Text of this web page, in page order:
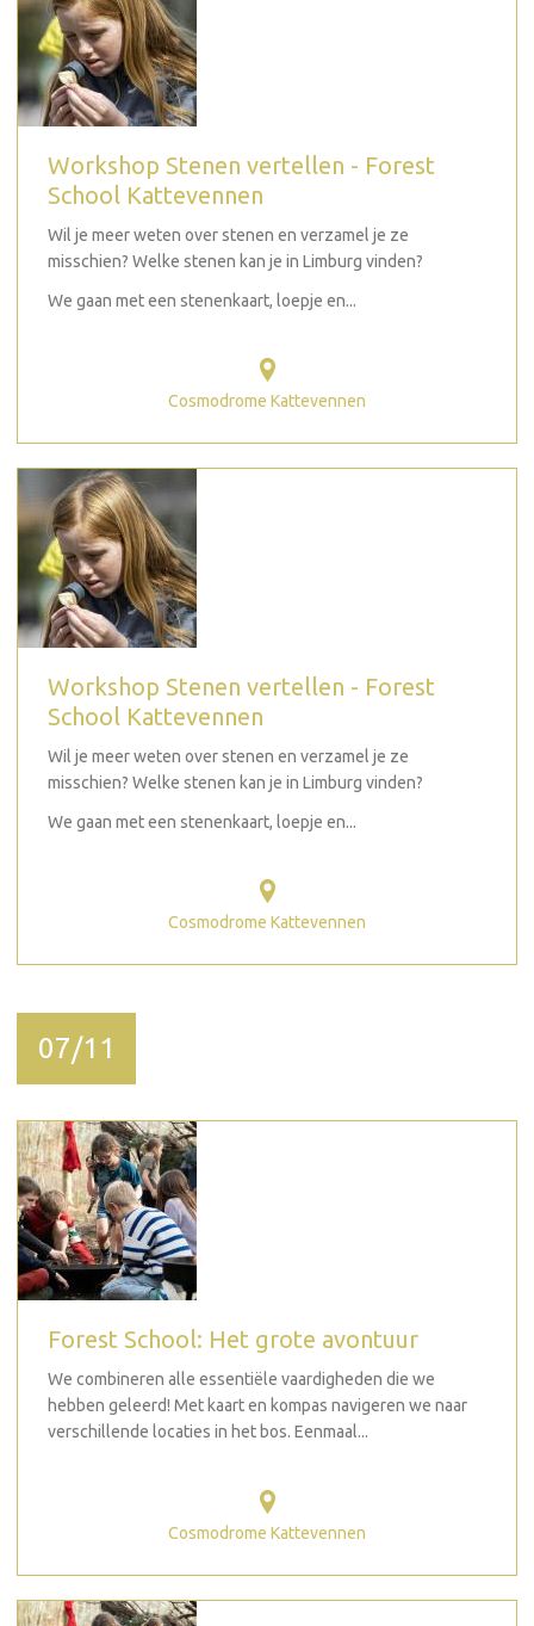
Workshop Stenen vertellen - Forest
School Kattevennen
Wil je meer weten over stenen en verzamel je ze
misschien? Welke stenen kan je in Limburg vinden?
We gaan met een stenenkaart, loepje en...
Cosmodrome Kattevennen
Workshop Stenen vertellen - Forest
School Kattevennen
Wil je meer weten over stenen en verzamel je ze
misschien? Welke stenen kan je in Limburg vinden?
We gaan met een stenenkaart, loepje en...
Cosmodrome Kattevennen
07/11
Forest School: Het grote avontuur
We combineren alle essentiële vaardigheden die we
hebben geleerd! Met kaart en kompas navigeren we naar
verschillende locaties in het bos. Eenmaal...
Cosmodrome Kattevennen